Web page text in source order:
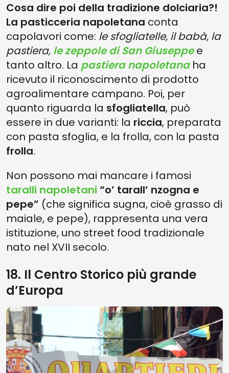
Cosa dire poi della tradizione dolciaria?!
La pasticceria napoletana conta
capolavori come: le sfogliatelle, il babà, la
pastiera, le zeppole di San Giuseppe e
tanto altro. La pastiera napoletanaha
ricevuto il riconoscimento di prodotto
agroalimentare campano. Poi, per
quanto riguarda la sfogliatella, può
essere in due varianti: la riccia, preparata
con pasta sfoglia, e la frolla, con la pasta
frolla.
Non possono mai mancare i famosi
taralli napoletani “o’ tarall’ nzogna e
pepe” (che significa sugna, cioè grasso di
maiale, e pepe), rappresenta una vera
istituzione, uno street food tradizionale
nato nel XVII secolo.
18. Il Centro Storico più grande
d’Europa